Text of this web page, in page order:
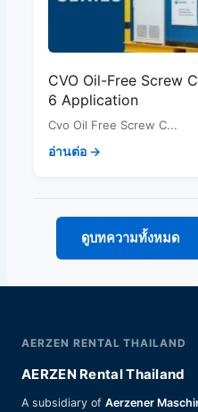
CVO Oil-Free Screw
6 Application
Cvo Oil Free Screw C...
อ่านต่อ →
ดูบทความทั้งหมด
AERZEN RENTAL THAILAND
AERZEN Rental Thailand
A subsidiary of Aerzener